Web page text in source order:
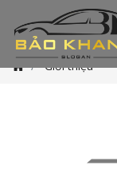
Giới thiệu